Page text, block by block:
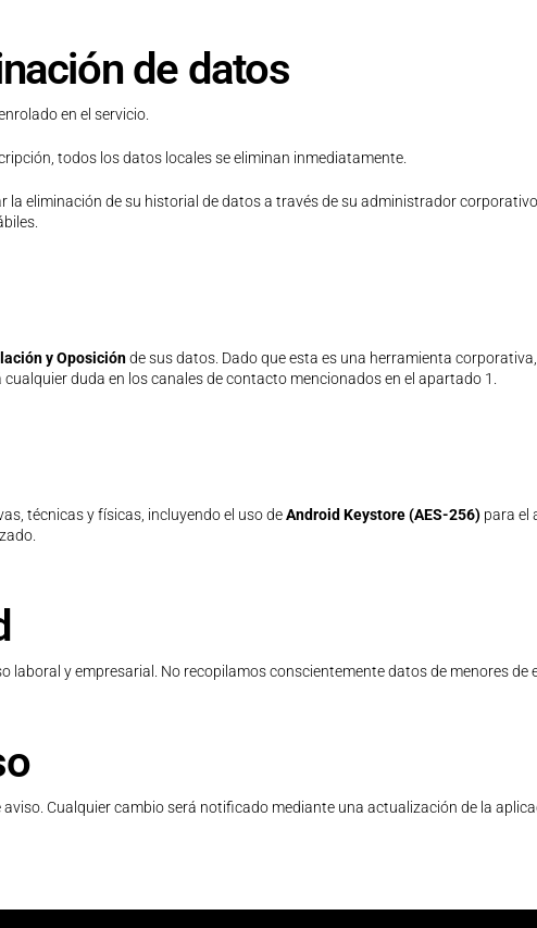
de datos
en el servicio.
todos los datos locales se eliminan inmediatamente.
la eliminación de su historial de datos a través de su administrador
y Oposiciónde sus datos. Dado que esta es una herramienta
duda en los canales de contacto mencionados en el apartado 1.
técnicas y físicas, incluyendo el uso deAndroid Keystore (AES-256)para el
y empresarial. No recopilamos conscientemente datos de menores de
Cualquier cambio será notificado mediante una actualización de la